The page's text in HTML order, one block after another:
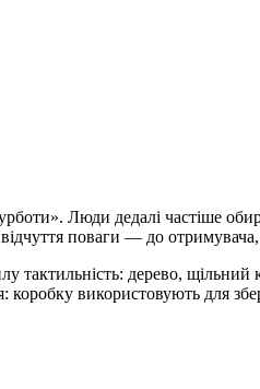
Люди дедалі частіше
поваги — до
дерево, щільний
коробку використовують для